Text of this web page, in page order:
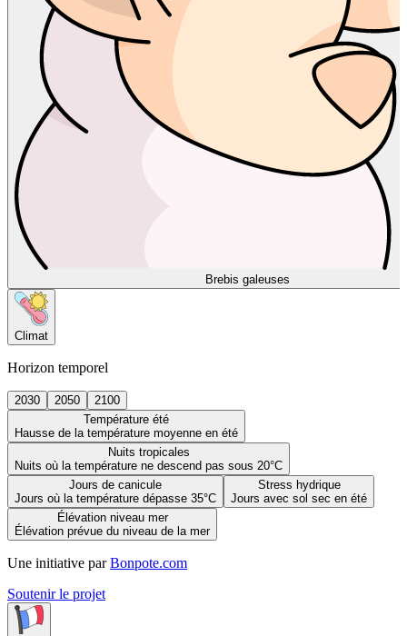
Brebis galeuses
Climat
Horizon temporel
2030 2050
2100
Température été
Hausse de la température moyenne en été
Nuits tropicales
Nuits où la température ne descend pas sous 20°C
Jours de canicule
Jours où la température dépasse 35°C
Stress hydrique
Jours avec sol sec en été
Élévation niveau mer
Élévation prévue du niveau de la mer
Une initiative par Bonpote.com
Soutenir le projet